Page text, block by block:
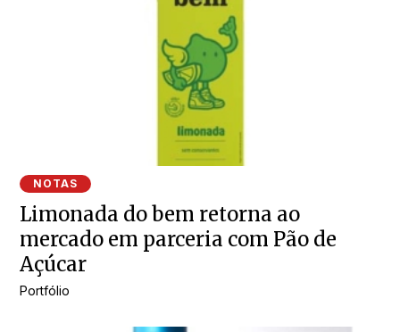
NOTAS
Limonada do bem retorna ao
mercado em parceria com Pão de
Açúcar
Portfólio